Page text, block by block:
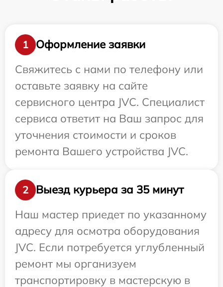
1
Оформление заявки
Свяжитесь с нами по телефону или
оставьте заявку на сайте
сервисного центра JVC. Специалист
сервиса ответит на Ваш запрос для
уточнения стоимости и сроков
ремонта Вашего устройства JVC.
2
Выезд курьера за 35 минут
Наш мастер приедет по указанному
адресу для осмотра оборудования
JVC. Если потребуется углубленный
ремонт мы организуем
транспортировку в мастерскую в